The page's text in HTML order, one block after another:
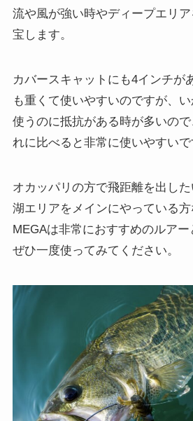
流や風が強い時やディープエリ
宝します。
カバースキャットにも4インチが
も重くて使いやすいのですが、
使うのに抵抗がある時が多いの
れに比べると非常に使いやすいで
オカッパリの方で飛距離を出し
湖エリアをメインにやっている
MEGAは非常におすすめのルアー
ぜひ一度使ってみてください。